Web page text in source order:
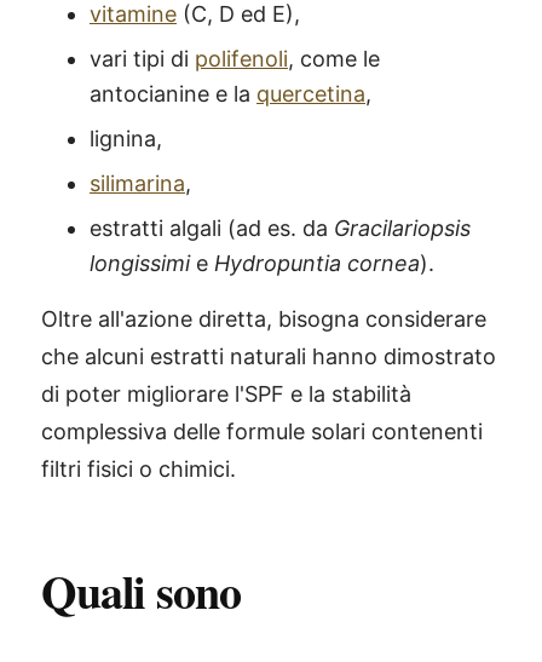
vitamine (C, D ed E),
vari tipi di polifenoli, come le
antocianine e la quercetina,
lignina,
silimarina,
estratti algali (ad es. da Gracilariopsis
longissimie Hydropuntia cornea).
Oltre all'azione diretta, bisogna considerare
che alcuni estratti naturali hanno dimostrato
di poter migliorare l'SPF e la stabilità
complessiva delle formule solari contenenti
filtri fisici o chimici.
Quali sono